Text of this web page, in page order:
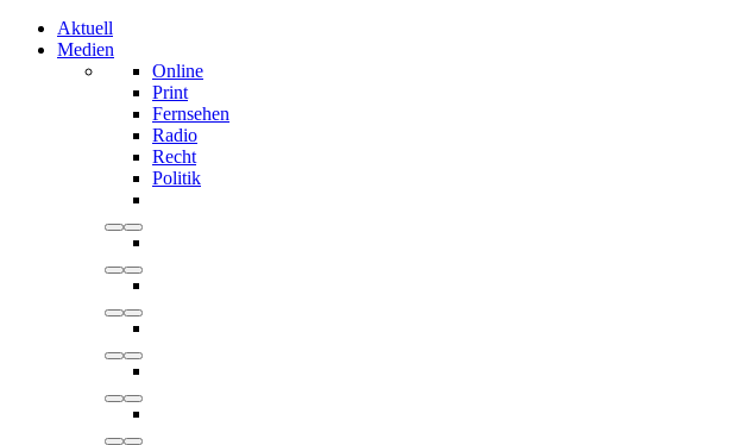
Aktuell
Medien
Online
Print
Fernsehen
Radio
Recht
Politik